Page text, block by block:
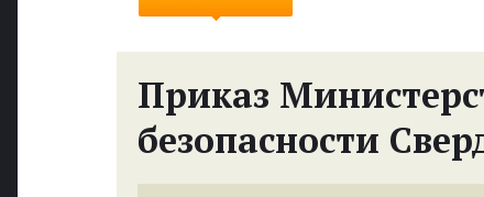
Приказ
безопасности